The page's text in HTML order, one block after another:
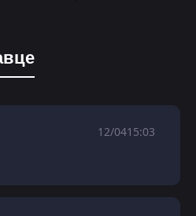
12/0415:03